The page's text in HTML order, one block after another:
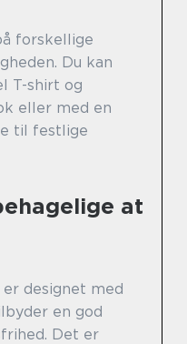
forskellige
Du kan
T-shirt og
eller med en
til festlige
at
designet med
en god
Det er